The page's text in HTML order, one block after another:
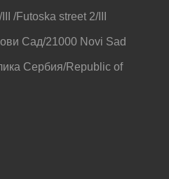
/Futoska street 2/III
Сад/21000 Novi Sad
Сербия/Republic of